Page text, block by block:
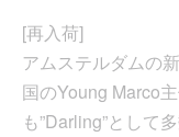
[再入荷]
アムステルダムの
国のYoung Marco
も”Darling”として